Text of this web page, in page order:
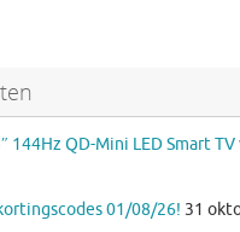
144Hz QD-Mini LED Smart
01/08/26! 31